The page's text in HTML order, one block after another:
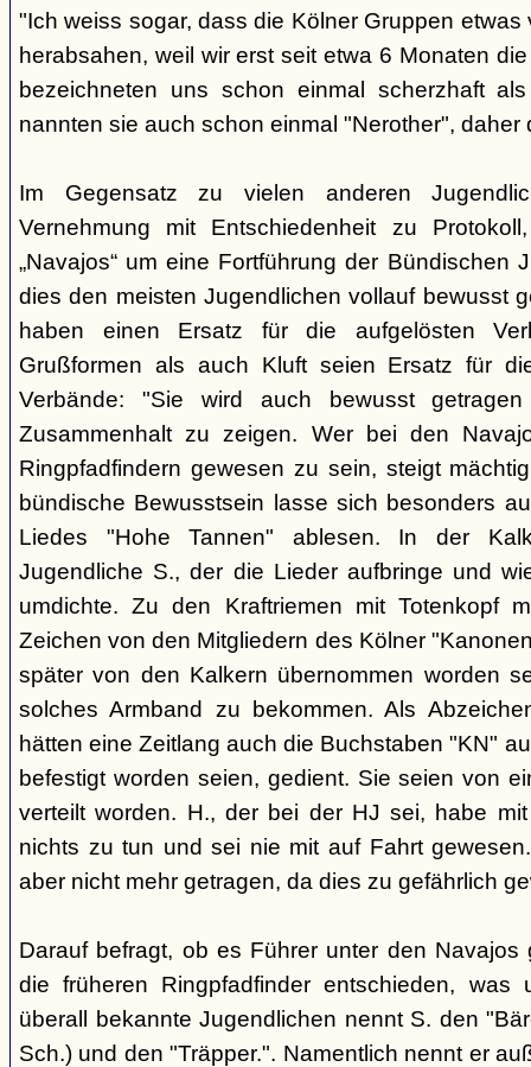
"Ich weiss sogar, dass die Kölner Gruppen
herabsahen, weil wir erst seit etwa 6 Monaten
bezeichneten uns schon einmal scherzhaft
nannten sie auch schon einmal "Nerother", daher
Im Gegensatz zu vielen anderen
Vernehmung mit Entschiedenheit zu
„Navajos“ um eine Fortführung der Bündischen
dies den meisten Jugendlichen vollauf bewusst
haben einen Ersatz für die aufgelösten
Grußformen als auch Kluft seien Ersatz für
Verbände: "Sie wird auch bewusst
Zusammenhalt zu zeigen. Wer bei den
Ringpfadfindern gewesen zu sein, steigt
bündische Bewusstsein lasse sich besonders
Liedes "Hohe Tannen" ablesen. In der
Jugendliche S., der die Lieder aufbringe und
umdichte. Zu den Kraftriemen mit Totenkopf
Zeichen von den Mitgliedern des Kölner
später von den Kalkern übernommen worden
solches Armband zu bekommen. Als
hätten eine Zeitlang auch die Buchstaben "KN"
befestigt worden seien, gedient. Sie seien von
verteilt worden. H., der bei der HJ sei, habe
nichts zu tun und sei nie mit auf Fahrt
aber nicht mehr getragen, da dies zu gefährlich
Darauf befragt, ob es Führer unter den Navajos
die früheren Ringpfadfinder entschieden, was
überall bekannte Jugendlichen nennt S. den
Sch.) und den "Träpper.". Namentlich nennt er